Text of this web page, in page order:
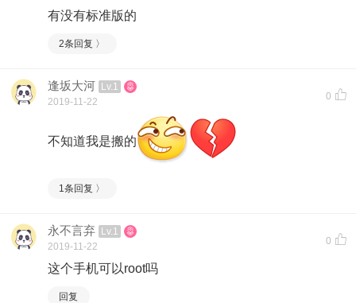
有没有标准版的
2条回复 〉
0
逢坂大河
Lv.1
2019-11-22
不知道我是搬的
1条回复 〉
0
永不言弃
Lv.1
2019-11-22
这个手机可以root吗
回复